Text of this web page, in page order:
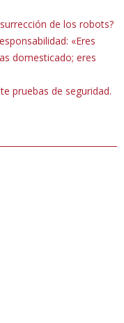
de los robots?
«Eres
domesticado; eres
pruebas de seguridad.